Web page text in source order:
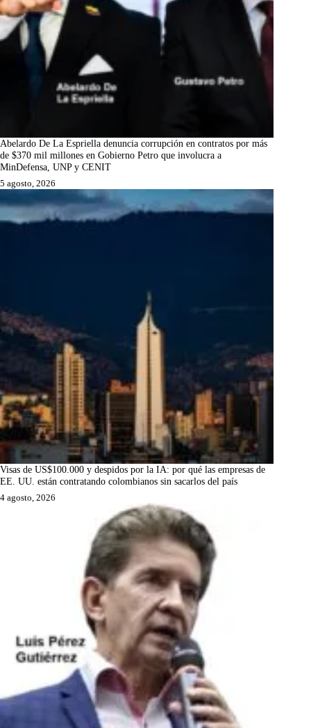
Abelardo De La Espriella denuncia corrupción en contratos por más
de $370 mil millones en Gobierno Petro que involucra a
MinDefensa, UNP y CENIT
5 agosto, 2026
Visas de US$100.000 y despidos por la IA: por qué las empresas de
EE. UU. están contratando colombianos sin sacarlos del país
4 agosto, 2026